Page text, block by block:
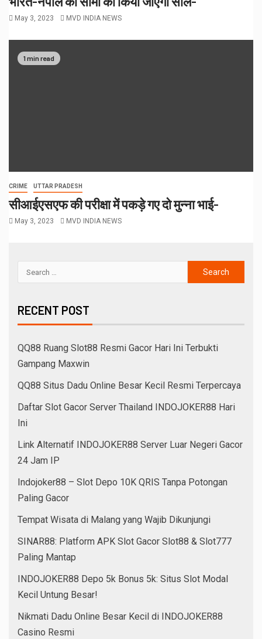
May 3, 2023 MVD INDIA NEWS
1 min read
CRIME UTTAR PRADESH
सीआईएसएफ की परीक्षा में पकड़े गए दो मुन्ना भाई-
May 3, 2023 MVD INDIA NEWS
RECENT POST
QQ88 Ruang Slot88 Resmi Gacor Hari Ini Terbukti
Gampang Maxwin
QQ88 Situs Dadu Online Besar Kecil Resmi Terpercaya
Daftar Slot Gacor Server Thailand INDOJOKER88 Hari
Ini
Link Alternatif INDOJOKER88 Server Luar Negeri Gacor
24 Jam IP
Indojoker88 – Slot Depo 10K QRIS Tanpa Potongan
Paling Gacor
Tempat Wisata di Malang yang Wajib Dikunjungi
SINAR88: Platform APK Slot Gacor Slot88 & Slot777
Paling Mantap
INDOJOKER88 Depo 5k Bonus 5k: Situs Slot Modal
Kecil Untung Besar!
Nikmati Dadu Online Besar Kecil di INDOJOKER88
Casino Resmi